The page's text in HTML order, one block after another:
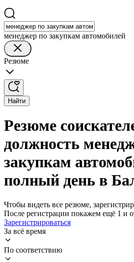
менеджер по закупкам автомобилей
Резюме
Найти
Резюме
должность
закупкам
полный день в
Чтобы видеть все резюме,
После регистрации покажем ещё 1 и
Зарегистрироваться
За всё время
По соответствию